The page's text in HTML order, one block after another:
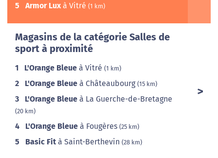
5 Armor Lux à Vitré (1 km)
Magasins de la catégorie Salles de
sport à proximité
1 L'Orange Bleue à Vitré (1 km)
2 L'Orange Bleue à Châteaubourg (15 km)
3 L'Orange Bleue à La Guerche-de-Bretagne
(20 km)
4 L'Orange Bleue à Fougères (25 km)
5 Basic Fit à Saint-Berthevin (28 km)